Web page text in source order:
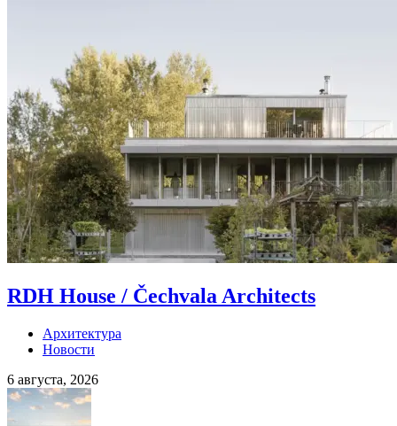
RDH House / Čechvala Architects
Архитектура
Новости
6 августа, 2026